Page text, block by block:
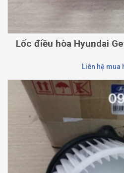
Lốc điều hòa Hyundai
Liên hệ mua